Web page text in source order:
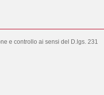
e controllo ai sensi del D.lgs. 231